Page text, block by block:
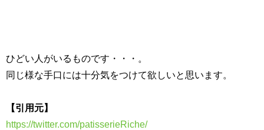
ひどい人がいるものです・・・。
同じ様な手口には十分気をつけて欲しいと思います。
【引用元】
https://twitter.com/patisserieRiche/